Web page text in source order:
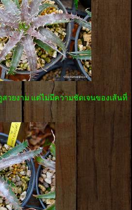
วยงาม แต่ไม่มีความชัดเจนของเส้นที่